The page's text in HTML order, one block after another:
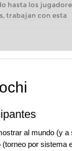
hasta los
trabajan con esta
al mundo (y
por sistema